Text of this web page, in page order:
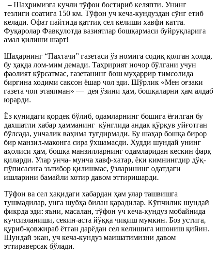
– Шаҳримизга кучли тўфон бостириб келяпти. Унинг
тезлиги соатига 150 км. Тўфон уч кеча-кундуздан сўнг етиб
келади. Офат пайтида қаттиқ сел келиши хавфи катта.
Фуқаролар Фавқулотда вазиятлар бошқармаси буйруқларига
амал қилиши шарт!
Шаҳарнинг “Пахтачи” газетаси ўз номига содиқ қолган ҳолда,
бу ҳақда лом-мим демади. Таҳририят ночор бўлгани учун
фаолият кўрсатмас, газетанинг бош муҳаррир тимсолида
биргина ходими саксон ёшар чол эди. Шўрлик «Мен оғзаки
газета чоп этаяпман» — дея ўзини ҳам, бошқаларни ҳам алдаб
юрарди.
Ёз кунидаги қордек бўлиб, одамларнинг бошига ёғилган бу
дахшатли хабар ҳамманинг кўнглида андак қўрқув уйғотган
бўлсада, унчалик ваҳима туғдирмади. Бу шаҳар бошқа бирор
бир манзил-маконга сира ўхшамасди. Худди шундай унинг
аҳолиси ҳам, бошқа манзилларнинг одамларидан кескин фарқ
қиларди. Улар унча- мунча хавф-хатар, ёки кимнингдир дўқ-
пўписасига эътибор қилишмас, ўзларининг одатдаги
ишларини бамайли хотир давом эттиришарди.
Тўфон ва сел ҳақидаги хабардан ҳам улар ташвишга
тушмадилар, унга шубҳа билан қарадилар. Кўпчилик шундай
фикрда эди: яъни, масалан, тўфон уч кеча-кундуз мобайнида
кучсизланиши, секин-аста йўққа чиқиш мумкин. Боз устига,
қуриб-қовжираб ётган дарёдан сел келишига ишониш қийин.
Шундай экан, уч кеча-кундуз маишатимизни давом
эттираверсак бўлади.